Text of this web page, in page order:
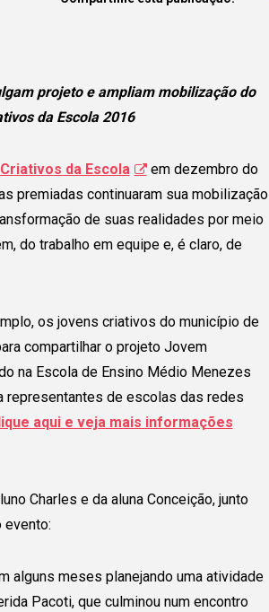
projeto e ampliam mobilização do
da Escola 2016
da Escola
em dezembro do
premiadas continuaram sua mobilização
de suas realidades por meio
do trabalho em equipe e, é claro, de
os jovens criativos do município de
compartilhar o projeto Jovem
na Escola de Ensino Médio Menezes
representantes de escolas das redes
aqui e veja mais informações
Charles e da aluna Conceição, junto
alguns meses planejando uma atividade
Pacoti, que culminou num encontro